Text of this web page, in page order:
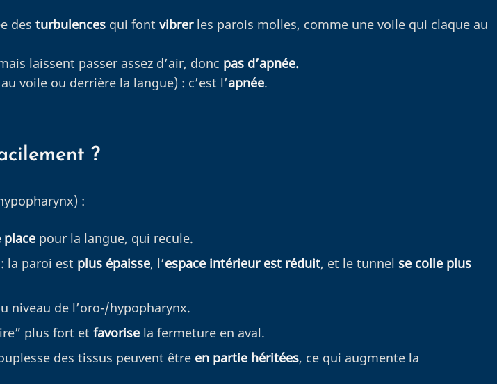
des turbulences qui font vibrerles parois molles, comme une voile qui claque au
laissent passer assez d’air, donc pas d’apnée.
voile ou derrière la langue) : c’est l’apnée.
?
:
place pour la langue, qui recule.
la paroi est plus épaisse, l’espace intérieur est réduit, et le tunnel se colle plus
niveau de l’oro-/hypopharynx.
plus fort et favorise la fermeture en aval.
des tissus peuvent être en partie héritées, ce qui augmente la